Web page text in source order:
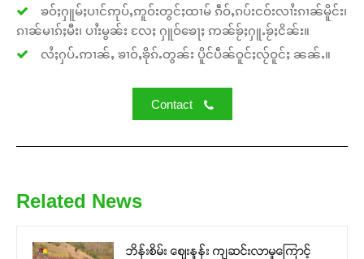
ၶဝ်ႈႁူမ်ႈပၢင်ဢုပ်ႇဢူဝ်းတွင်ႈထၢမ် ၵဵဝ်ႇၵပ်းငဝ်းလၢႆးၵၢၼ်မိူင်း၊
ၵၢၼ်မၢၵ်ႈမီး၊ ပၢႆးမွၼ်း လႄႈ ႁူဝ်ၶေႃႈ ဢၼ်ၶႂ်ႈႁူႉၶႂ်ႈငိၼ်း။
လႆႈႁပ်ႉဢၢၼ်ႇ ၶၢဝ်ႇၶိုၵ်ႉတွၼ်း ပိူင်ပဵၼ်ဝူင်ႈလႂ်ဝူင်ႈ ၼၼ်ႉ။
Contact
Related News
ဘိန်းစိမ်း ဈေးနှုန်း ကျဆင်းလာမှုကြောင့်